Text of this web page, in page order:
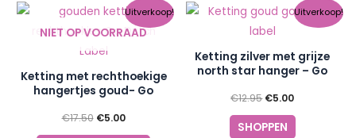
Uitverkoop!
NIET OP VOORRAAD
Ketting met rechthoekige
hangertjes goud- Go
€17.50
Oorspronkelijke
prijs
was:
€5.00
Huidige
prijs
is:
Uitverkoop!
Ketting zilver met grijze
north star hanger – Go
€12.95
Oorspronkelijke
prijs
was:
€5.00
Huidige
prijs
SHOPPEN